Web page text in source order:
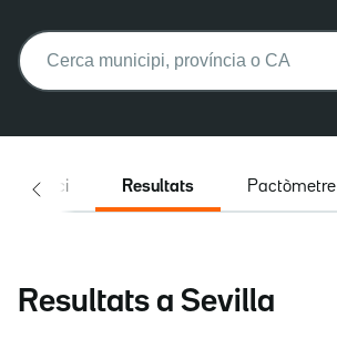
Buscar:
Inici Resultats Pactòmetre
Resultats a Sevilla